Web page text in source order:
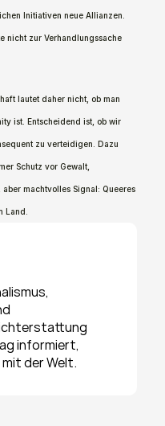
Initiativen neue Allianzen.
nicht zur Verhandlungssache
lautet daher nicht, ob man
ist. Entscheidend ist, ob wir
zu verteidigen. Dazu
Schutz vor Gewalt,
machtvolles Signal: Queeres
Land.
informiert,
der Welt.